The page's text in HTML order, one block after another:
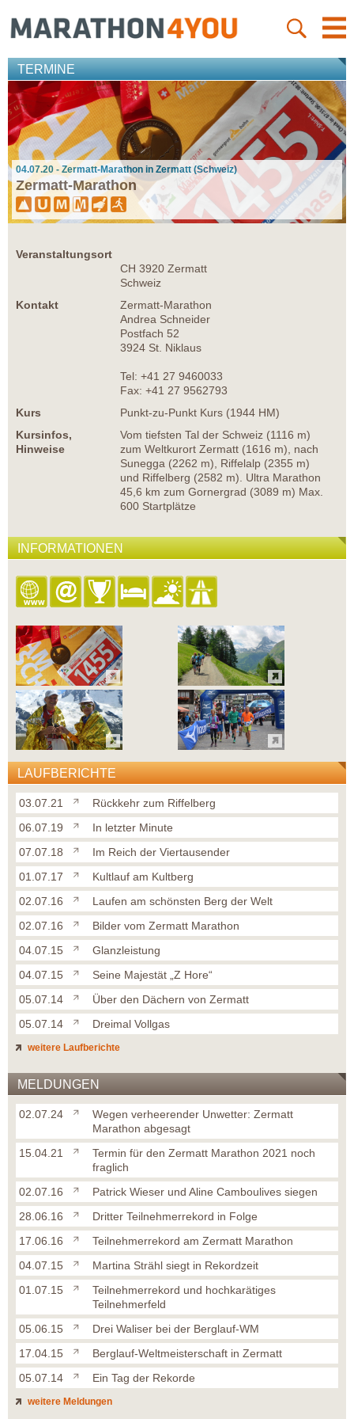
TERMINE
04.07.20 - Zermatt-Marathon in Zermatt (Schweiz)
Zermatt-Marathon
Veranstaltungsort
CH 3920 Zermatt
Schweiz
Kontakt
Zermatt-Marathon
Andrea Schneider
Postfach 52
3924 St. Niklaus
Tel: +41 27 9460033
Fax: +41 27 9562793
Kurs
Punkt-zu-Punkt Kurs (1944 HM)
Kursinfos,
Hinweise
Vom tiefsten Tal der Schweiz (1116 m)
zum Weltkurort Zermatt (1616 m), nach
Sunegga (2262 m), Riffelalp (2355 m)
und Riffelberg (2582 m). Ultra Marathon
45,6 km zum Gornergrad (3089 m) Max.
600 Startplätze
INFORMATIONEN
LAUFBERICHTE
03.07.21
Rückkehr zum Riffelberg
06.07.19
In letzter Minute
07.07.18
Im Reich der Viertausender
01.07.17
Kultlauf am Kultberg
02.07.16
Laufen am schönsten Berg der Welt
02.07.16
Bilder vom Zermatt Marathon
04.07.15
Glanzleistung
04.07.15
Seine Majestät „Z Hore“
05.07.14
Über den Dächern von Zermatt
05.07.14
Dreimal Vollgas
weitere Laufberichte
MELDUNGEN
02.07.24
Wegen verheerender Unwetter: Zermatt
Marathon abgesagt
15.04.21
Termin für den Zermatt Marathon 2021 noch
fraglich
02.07.16
Patrick Wieser und Aline Camboulives siegen
28.06.16
Dritter Teilnehmerrekord in Folge
17.06.16
Teilnehmerrekord am Zermatt Marathon
04.07.15
Martina Strähl siegt in Rekordzeit
01.07.15
Teilnehmerrekord und hochkarätiges
Teilnehmerfeld
05.06.15
Drei Waliser bei der Berglauf-WM
17.04.15
Berglauf-Weltmeisterschaft in Zermatt
05.07.14
Ein Tag der Rekorde
weitere Meldungen